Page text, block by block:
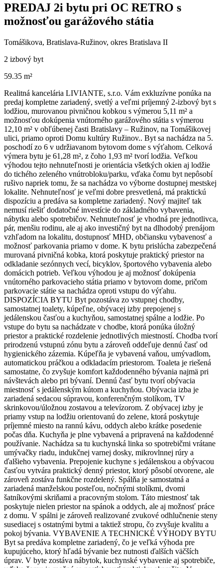
PREDAJ 2i bytu pri OC RETRO s
možnosťou garážového státia
Tomášikova, Bratislava-Ružinov, okres Bratislava II
2 izbový byt
59.35 m²
Realitná kancelária LIVIANTE, s.r.o. Vám exkluzívne ponúka na
predaj kompletne zariadený, svetlý a veľmi príjemný 2-izbový byt s
lodžiou, murovanou pivničnou kobkou s výmerou 5,11 m² a
možnosťou dokúpenia vnútorného garážového státia s výmerou
12,10 m² v obľúbenej časti Bratislavy – Ružinov, na Tomášikovej
ulici, priamo oproti Domu kultúry Ružinov.. Byt sa nachádza na 5.
poschodí zo 6 v udržiavanom bytovom dome s výťahom. Celková
výmera bytu je 61,28 m², z čoho 1,93 m² tvorí lodžia. Veľkou
výhodou tejto nehnuteľnosti je orientácia všetkých okien aj lodžie
do tichého zeleného vnútrobloku/parku, vďaka čomu byt nepôsobí
rušivo napriek tomu, že sa nachádza vo výborne dostupnej mestskej
lokalite. Nehnuteľnosť je veľmi dobre presvetlená, má praktickú
dispozíciu a predáva sa kompletne zariadený. Nový majiteľ tak
nemusí riešiť dodatočné investície do základného vybavenia,
nábytku alebo spotrebičov. Nehnuteľnosť je vhodná pre jednotlivca,
pár, menšiu rodinu, ale aj ako investičný byt na dlhodobý prenájom
vzhľadom na lokalitu, dostupnosť MHD, občiansku vybavenosť a
možnosť parkovania priamo v dome. K bytu prislúcha zabezpečená
murovaná pivničná kobka, ktorá poskytuje praktický priestor na
odkladanie sezónnych vecí, bicyklov, športového vybavenia alebo
domácich potrieb. Veľkou výhodou je aj možnosť dokúpenia
vnútorného parkovacieho státia priamo v bytovom dome, pričom
parkovacie státie sa nachádza oproti vstupu do výťahu.
DISPOZÍCIA BYTU Byt pozostáva zo vstupnej chodby,
samostatnej toalety, kúpeľne, obývacej izby prepojenej s
jedálenskou časťou a kuchyňou, samostatnej spálne a lodžie. Po
vstupe do bytu sa nachádzate v chodbe, ktorá ponúka úložný
priestor a praktické rozdelenie jednotlivých miestností. Chodba tvorí
prirodzenú vstupnú zónu bytu a zároveň oddeľuje dennú časť od
hygienického zázemia. Kúpeľňa je vybavená vaňou, umývadlom,
automatickou práčkou a odkladacím priestorom. Toaleta je riešená
samostatne, čo zvyšuje komfort každodenného bývania najmä pri
návštevách alebo pri bývaní. Dennú časť bytu tvorí obývacia
miestnosť s jedálenským kútom a kuchyňou. Obývacia izba je
zariadená sedacou súpravou, konferenčným stolíkom, TV
skrinkovou/úložnou zostavou a televízorom. Z obývacej izby je
priamy vstup na lodžiu orientovanú do zelene, ktorá poskytuje
príjemné miesto na rannú kávu, oddych alebo krátke posedenie
počas dňa. Kuchyňa je plne vybavená a pripravená na každodenné
používanie. Nachádza sa tu kuchynská linka so spotrebičmi vrátane
umývačky riadu, indukčnej varnej dosky, mikrovlnnej rúry a
ďalšieho vybavenia. Prepojenie kuchyne s jedálenskou a obývacou
časťou vytvára praktický denný priestor, ktorý pôsobí otvorene, ale
zároveň zostáva funkčne rozdelený. Spálňa je samostatná a
zariadená manželskou posteľou, nočnými stolíkmi, dvomi
šatníkovými skriňami a pracovným stolom. Táto miestnosť tak
poskytuje nielen priestor na spánok a oddych, ale aj možnosť práce
z domu. V spálni je zároveň realizované zvukové odhlučnenie steny
susediacej s ostatnými bytmi a taktiež stropu, čo zvyšuje kvalitu a
pokoj bývania. VYBAVENIE A TECHNICKÉ VÝHODY BYTU
Byt sa predáva kompletne zariadený, čo je veľká výhoda pre
kupujúceho, ktorý hľadá bývanie bez nutnosti ďalších väčších
úprav. V byte zostáva nábytok, kuchynské vybavenie aj spotrebiče,